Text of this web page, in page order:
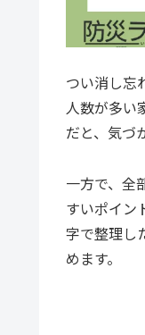
つい消し忘
人数が多い
だと、気づ
一方で、全
すいポイン
字で整理し
めます。